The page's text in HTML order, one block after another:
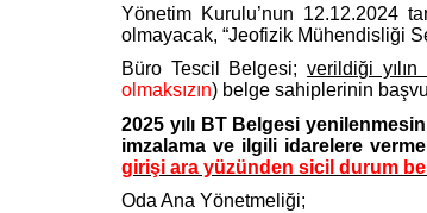
Yönetim Kurulu’nun 12.12.2024
olmayacak, “Jeofizik Mühendisliği
Büro Tescil Belgesi;verildiği
olmaksızın) belge sahiplerinin
2025 yılı BT Belgesi
imzalama ve ilgili idarelere
girişi ara yüzünden sicil durum
Oda Ana Yönetmeliği;